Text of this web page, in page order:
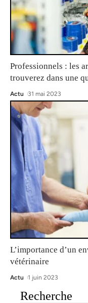
Professionnels : les
trouverez dans une
Actu 31 mai 2023
L’importance d’un
vétérinaire
Actu 1 juin 2023
Recherche